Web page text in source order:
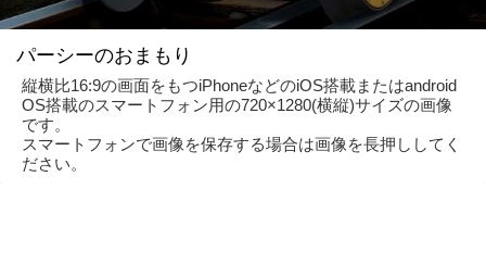
パーシーのおまもり
縦横比16:9の画面をもつiPhoneなどのiOS搭載またはandroid
OS搭載のスマートフォン用の720×1280(横縦)サイズの画像
です。
スマートフォンで画像を保存する場合は画像を長押ししてく
ださい。